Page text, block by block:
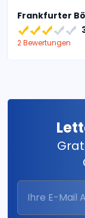
Frankfurter
2 Bewertungen